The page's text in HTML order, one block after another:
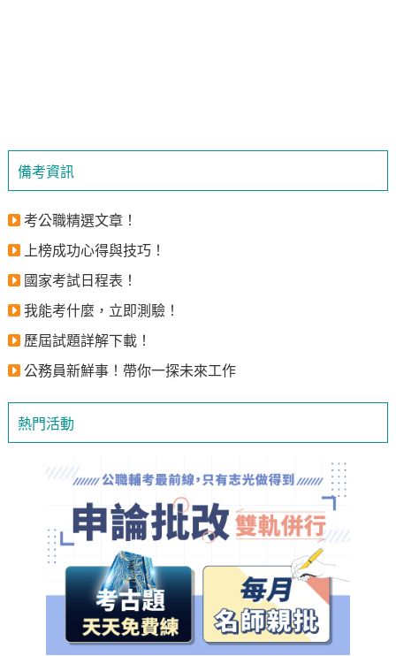
備考資訊
考公職精選文章！
上榜成功心得與技巧！
國家考試日程表！
我能考什麼，立即測驗！
歷屆試題詳解下載！
公務員新鮮事！帶你一探未來工作
熱門活動